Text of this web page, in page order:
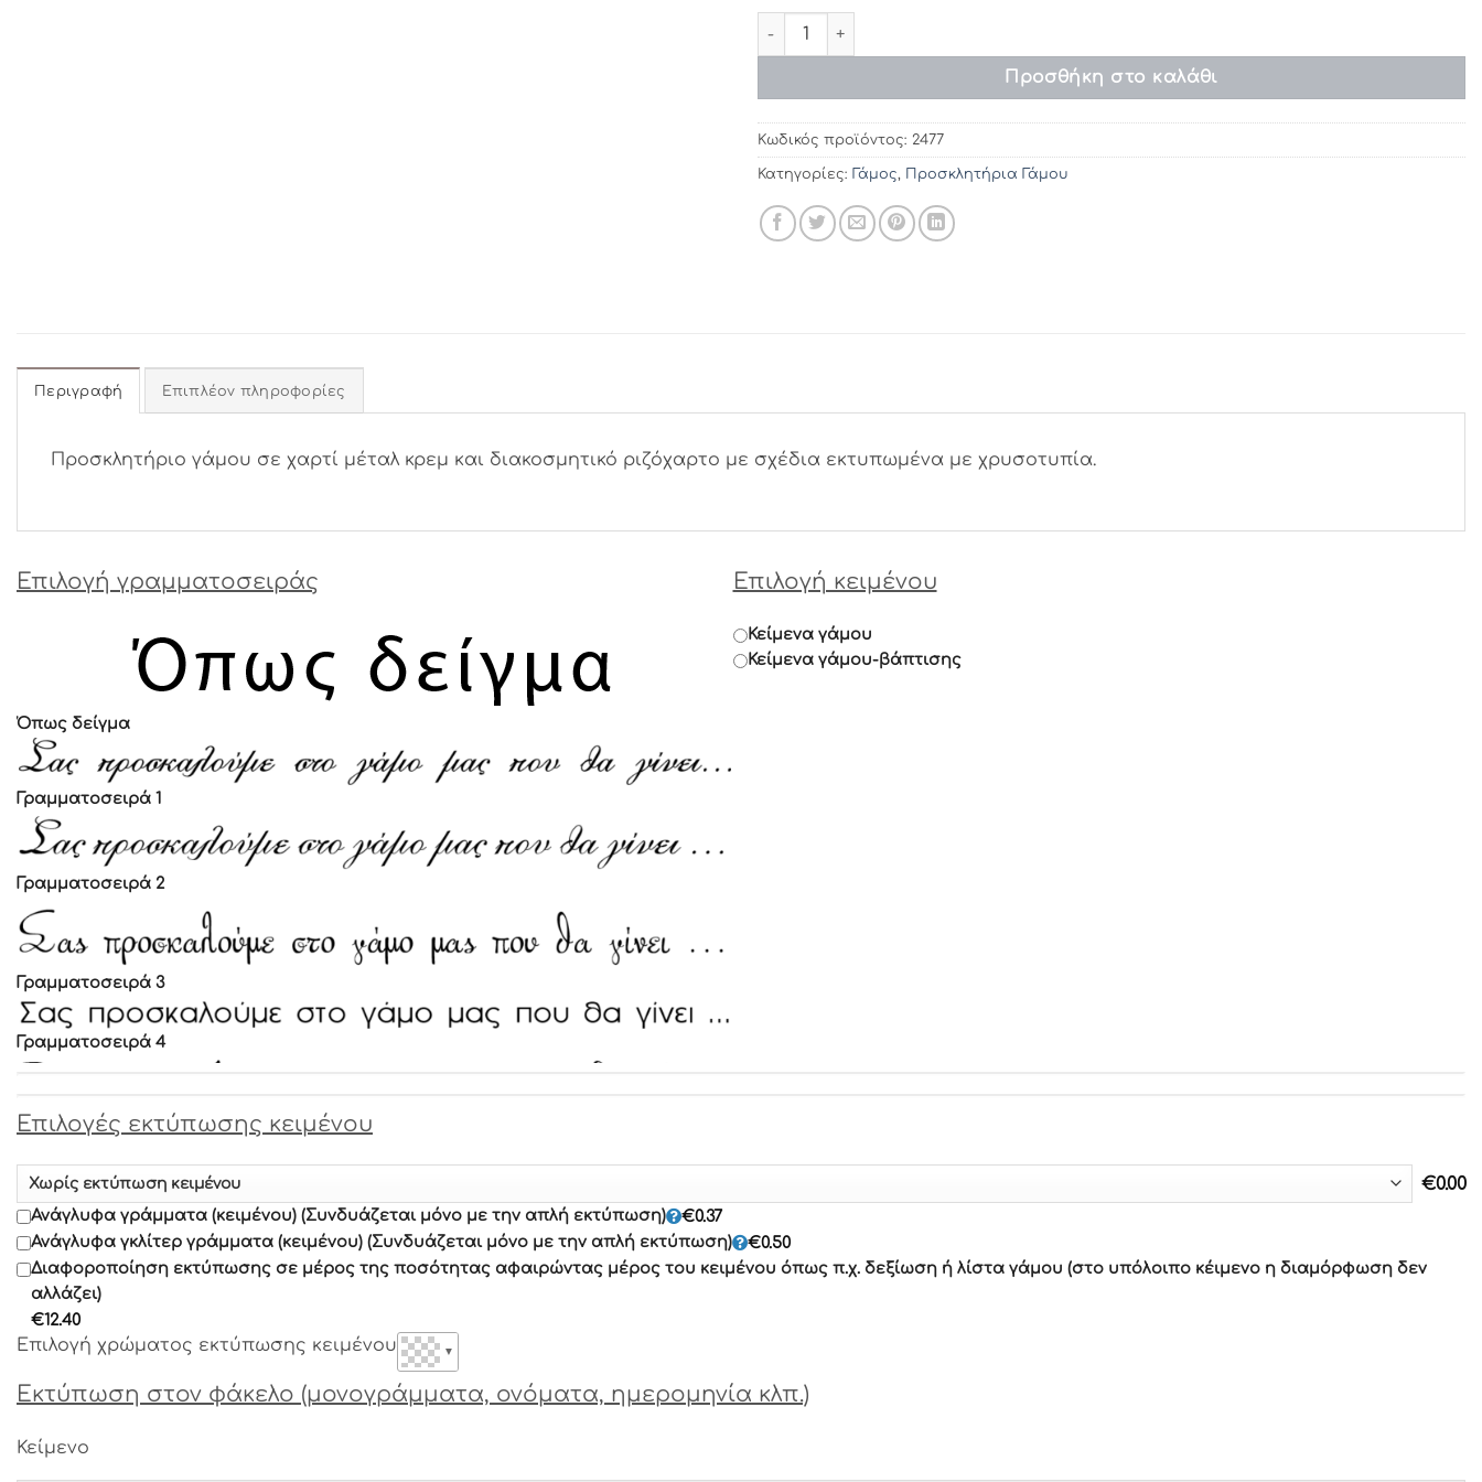
Προσκλητήρια γάμου 2477 / 142 (8χ19) ποσότητα
Προσθήκη στο καλάθι
Κωδικός προϊόντος: 2477
Κατηγορίες: Γάμος, Προσκλητήρια Γάμου
Περιγραφή Επιπλέον πληροφορίες
Προσκλητήριο γάμου σε χαρτί μέταλ κρεμ και διακοσμητικό ριζόχαρτο με σχέδια εκτυπωμένα με χρυσοτυπία.
Επιλογή γραμματοσειράς
Όπως δείγμα
Γραμματοσειρά 1
Γραμματοσειρά 2
Γραμματοσειρά 3
Γραμματοσειρά 4
Γραμματοσειρά 6
Γραμματοσειρά 7
Γραμματοσειρά 8
Γραμματοσειρά 10
Επιλογή κειμένου
Κείμενα γάμου
Κείμενα γάμου-βάπτισης
Επιλογές εκτύπωσης κειμένου
€0.00
Ανάγλυφα γράμματα (κειμένου) (Συνδυάζεται μόνο με την απλή εκτύπωση) €0.37
Ανάγλυφα γκλίτερ γράμματα (κειμένου) (Συνδυάζεται μόνο με την απλή εκτύπωση)
€0.50
Διαφοροποίηση εκτύπωσης σε μέρος της ποσότητας αφαιρώντας μέρος του κειμένου όπως π.χ. δεξίωση ή λίστα γάμου (στο υπόλοιπο κέιμενο η διαμόρφωση δεν
αλλάζει)
€12.40
Επιλογή χρώματος εκτύπωσης κειμένου ▼
Εκτύπωση στον φάκελο (μονογράμματα, ονόματα, ημερομηνία κλπ.)
Κείμενο